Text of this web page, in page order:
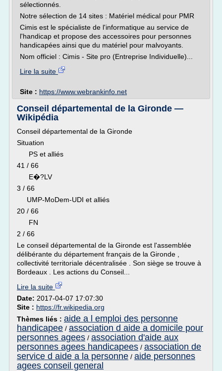
sélectionnés.
Notre sélection de 14 sites : Matériel médical pour PMR
Cimis est le spécialiste de l'informatique au service de
l'handicap et propose des accessoires pour personnes
handicapées ainsi que du matériel pour malvoyants.
Nom officiel : Cimis - Site pro (Entreprise Individuelle)...
Lire la suite
Site : https://www.webrankinfo.net
Conseil départemental de la Gironde —
Wikipédia
Conseil départemental de la Gironde
Situation
PS et alliés
41 / 66
E�?LV
3 / 66
UMP-MoDem-UDI et alliés
20 / 66
FN
2 / 66
Le conseil départemental de la Gironde est l'assemblée
délibérante du département français de la Gironde ,
collectivité territoriale décentralisée . Son siège se trouve à
Bordeaux . Les actions du Conseil...
Lire la suite
Date: 2017-04-07 17:07:30
Site : https://fr.wikipedia.org
Thèmes liés : aide a l emploi des personne
handicapee / association d aide a domicile pour
personnes agees / association d'aide aux
personnes agees handicapees / association de
service d aide a la personne / aide personnes
agees conseil general